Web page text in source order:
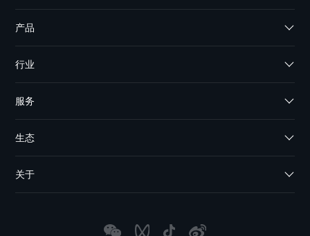
产品
行业
服务
生态
关于